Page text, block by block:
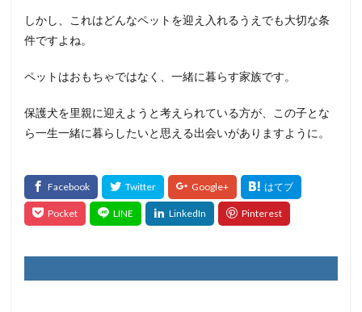
しかし、これはどんなペットを迎え入れるうえでも大切な条
件ですよね。
ペットはおもちゃではなく、一緒に暮らす家族です。
保護犬を里親に迎えようと考えられている方が、この子とな
ら一生一緒に暮らしたいと思える出会いがありますように。